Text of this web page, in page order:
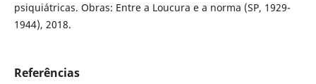
psiquiátricas. Obras: Entre a Loucura e a norma (SP, 1929-
1944), 2018.
Referências